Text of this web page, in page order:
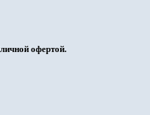
офертой.